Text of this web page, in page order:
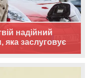
надійний
заслуговує